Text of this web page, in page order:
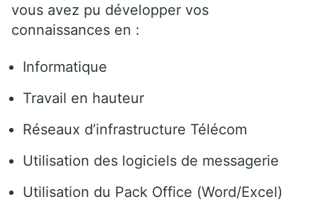
vous avez pu développer vos
connaissances en :
Informatique
Travail en hauteur
Réseaux d’infrastructure Télécom
Utilisation des logiciels de messagerie
Utilisation du Pack Office (Word/Excel)